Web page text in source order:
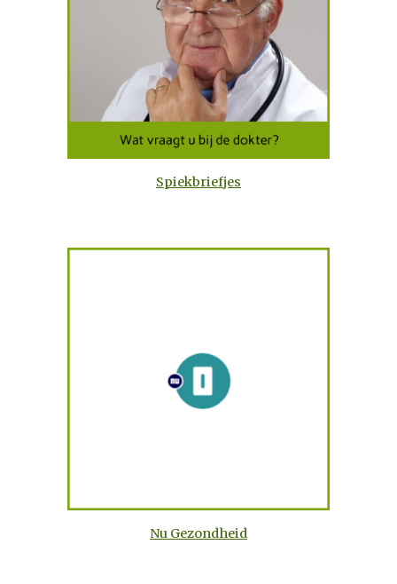
Spiekbriefjes
Nu Gezondheid